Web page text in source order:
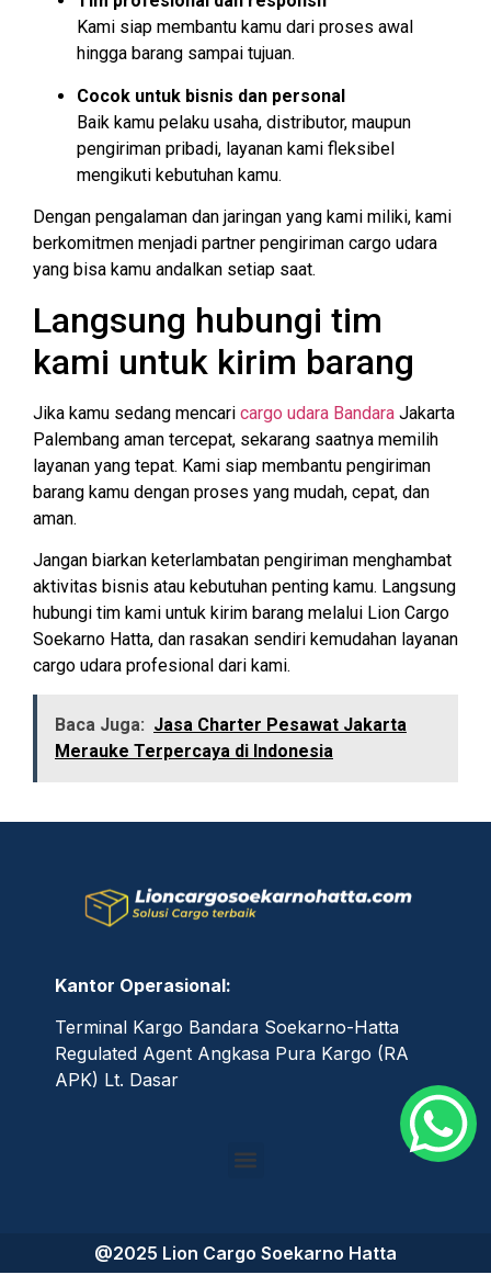
Kami siap membantu kamu dari proses awal
hingga barang sampai tujuan.
Cocok untuk bisnis dan personal
Baik kamu pelaku usaha, distributor, maupun
pengiriman pribadi, layanan kami fleksibel
mengikuti kebutuhan kamu.
Dengan pengalaman dan jaringan yang kami miliki, kami
berkomitmen menjadi partner pengiriman cargo udara
yang bisa kamu andalkan setiap saat.
Langsung hubungi tim
kami untuk kirim barang
Jika kamu sedang mencari cargo udara Bandara Jakarta
Palembang aman tercepat, sekarang saatnya memilih
layanan yang tepat. Kami siap membantu pengiriman
barang kamu dengan proses yang mudah, cepat, dan
aman.
Jangan biarkan keterlambatan pengiriman menghambat
aktivitas bisnis atau kebutuhan penting kamu. Langsung
hubungi tim kami untuk kirim barang melalui Lion Cargo
Soekarno Hatta, dan rasakan sendiri kemudahan layanan
cargo udara profesional dari kami.
Baca Juga: Jasa Charter Pesawat Jakarta
Merauke Terpercaya di Indonesia
Kantor Operasional:
Terminal Kargo Bandara Soekarno-Hatta
Regulated Agent Angkasa Pura Kargo (RA
APK) Lt. Dasar
@2025 Lion Cargo Soekarno Hatta